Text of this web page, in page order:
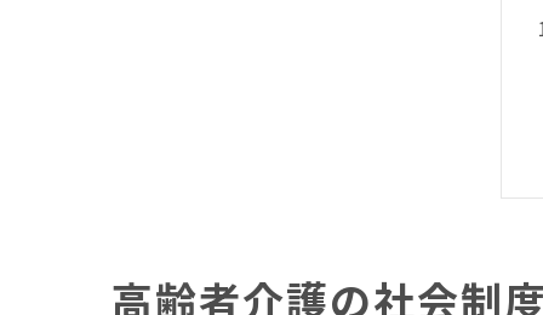
高齢者介護の社会制